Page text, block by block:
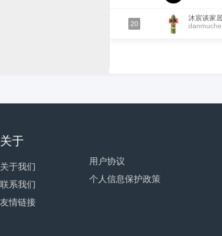
20
沐宸谈家
关于
关于我们
联系我们
友情链接
用户协议
个人信息保护政策